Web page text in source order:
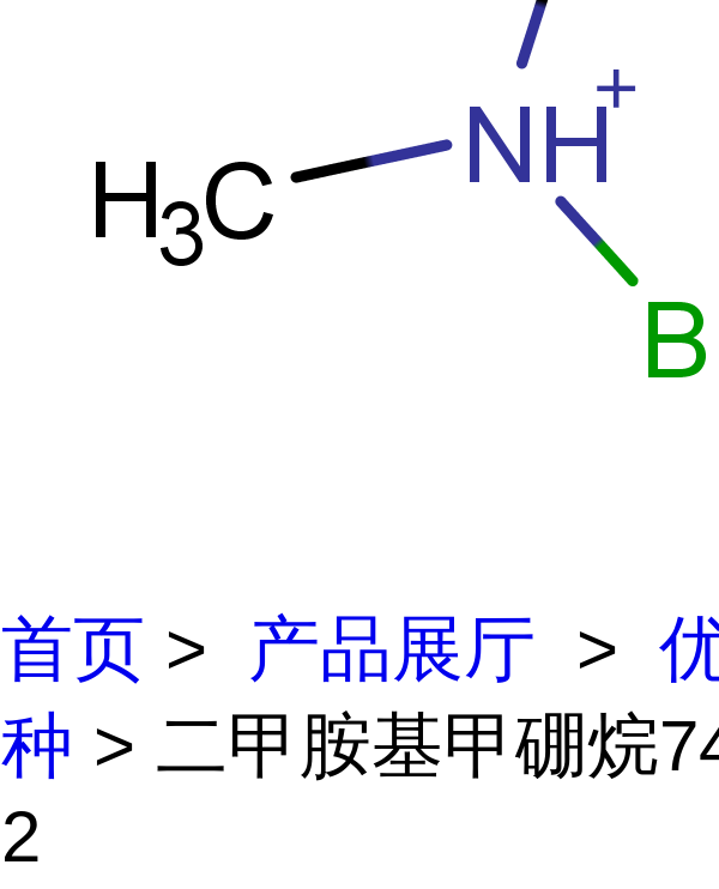
首页 > 产品展厅 >
种 > 二甲胺基甲硼烷
2